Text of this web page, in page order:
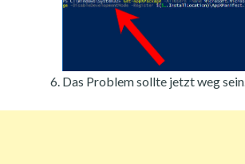
Das Problem sollte jetzt weg sein.